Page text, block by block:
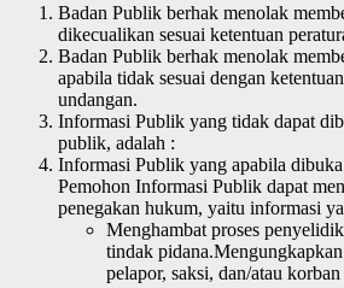
Badan Publik berhak menolak
dikecualikan sesuai ketentuan
Badan Publik berhak menolak
apabila tidak sesuai dengan
undangan.
Informasi Publik yang tidak dapat
publik, adalah :
Informasi Publik yang apabila
Pemohon Informasi Publik dapat
penegakan hukum, yaitu informasi
Menghambat proses
tindak
pelapor, saksi, dan/atau